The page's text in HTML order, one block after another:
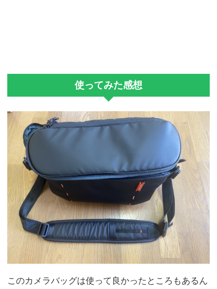
使ってみた感想
このカメラバッグは使って良かったところもあるん